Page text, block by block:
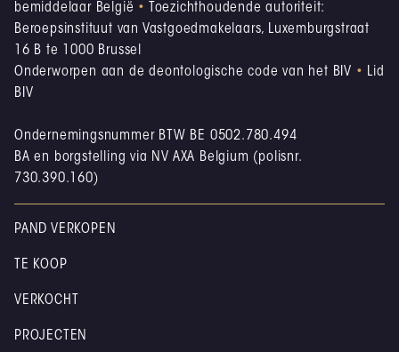
bemiddelaar België • Toezichthoudende autoriteit:
Beroepsinstituut van Vastgoedmakelaars, Luxemburgstraat
16 B te 1000 Brussel
Onderworpen aan de deontologische code van het BIV • Lid
BIV
Ondernemingsnummer BTW BE 0502.780.494
BA en borgstelling via NV AXA Belgium (polisnr.
730.390.160)
PAND VERKOPEN
TE KOOP
VERKOCHT
PROJECTEN